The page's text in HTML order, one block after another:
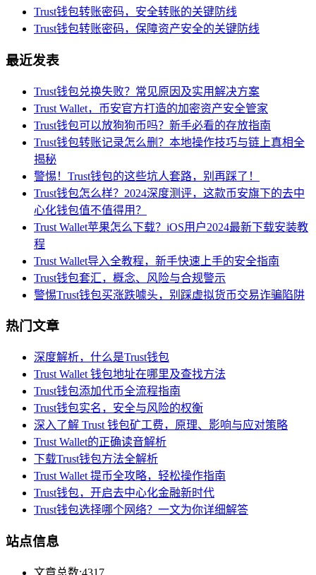
Trust钱包转账密码，安全转账的关键防线
Trust钱包转账密码，保障资产安全的关键防线
最近发表
Trust钱包兑换失败？常见原因及实用解决方案
Trust Wallet，币安官方打造的加密资产安全管家
Trust钱包可以放狗狗币吗？新手必看的存放指南
Trust钱包转账记录怎么删？本地操作技巧与链上真相全
揭秘
警惕！Trust钱包的这些坑人套路，别再踩了！
Trust钱包怎么样？2024深度测评，这款币安旗下的去中
心化钱包值不值得用？
Trust Wallet苹果怎么下载？iOS用户2024最新下载安装教
程
Trust Wallet导入全教程，新手快速上手的安全指南
Trust钱包套汇，概念、风险与合规警示
警惕Trust钱包买涨跌噱头，别踩虚拟货币交易诈骗陷阱
热门文章
深度解析，什么是Trust钱包
Trust Wallet 钱包地址在哪里及查找方法
Trust钱包添加代币全流程指南
Trust钱包实名，安全与风险的权衡
深入了解 Trust 钱包矿工费，原理、影响与应对策略
Trust Wallet的正确读音解析
下载Trust钱包方法全解析
Trust Wallet 提币全攻略，轻松操作指南
Trust钱包，开启去中心化金融新时代
Trust钱包选择哪个网络？一文为你详细解答
站点信息
文章总数:4317